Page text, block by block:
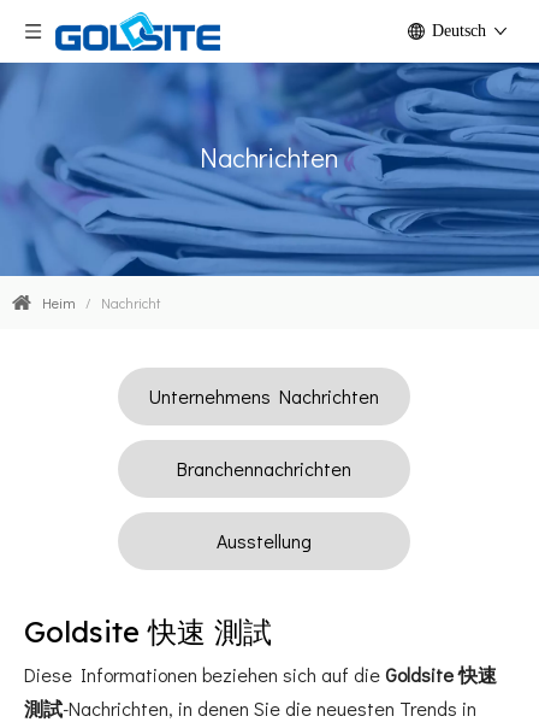
Deutsch
Nachrichten
Heim / Nachricht
Unternehmens Nachrichten
Branchennachrichten
Ausstellung
Goldsite 快速 測試
Diese Informationen beziehen sich auf dieGoldsite 快速
測試-Nachrichten, in denen Sie die neuesten Trends in